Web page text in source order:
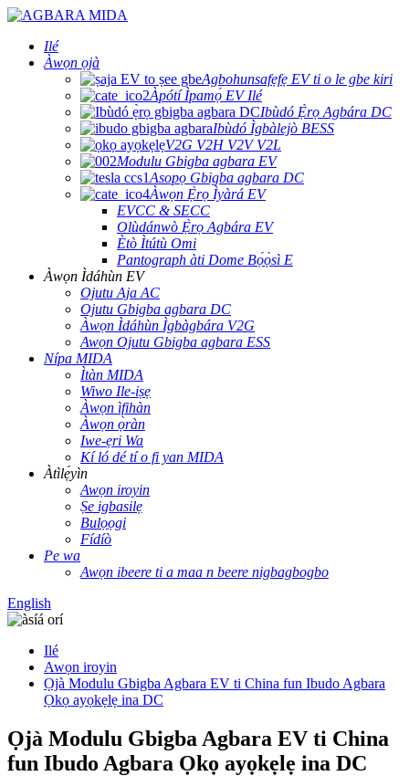
Ilé
Àwọn ọjà
Agbohunsafẹfẹ EV ti o le gbe kiri
Àpótí Ìpamọ́ EV Ilé
Ibùdó Ẹ̀rọ Agbára DC
Ibùdó Ìgbàlejò BESS
V2G V2H V2V V2L
Modulu Gbigba agbara EV
Asopọ Gbigba agbara DC
Àwọn Ẹ̀rọ Ìyàrá EV
EVCC & SECC
Olùdánwò Ẹ̀rọ Agbára EV
Ètò Ìtútù Omi
Pantograph àti Dome Bọ́ọ̀sì E
Àwọn Ìdáhùn EV
Ojutu Aja AC
Ojutu Gbigba agbara DC
Àwọn Ìdáhùn Ìgbàgbára V2G
Awọn Ojutu Gbigba agbara ESS
Nípa MIDA
Ìtàn MIDA
Wiwo Ile-iṣẹ
Àwọn ìfihàn
Àwọn ọ̀ràn
Iwe-ẹri Wa
Kí ló dé tí o fi yan MIDA
Àtìlẹ́yìn
Awọn iroyin
Ṣe igbasilẹ
Bulọọgi
Fídíò
Pe wa
Awọn ibeere ti a maa n beere nigbagbogbo
English
Ilé
Awọn iroyin
Ọjà Modulu Gbigba Agbara EV ti China fun Ibudo Agbara
Ọkọ ayọkẹlẹ ina DC
Ọjà Modulu Gbigba Agbara EV ti China
fun Ibudo Agbara Ọkọ ayọkẹlẹ ina DC